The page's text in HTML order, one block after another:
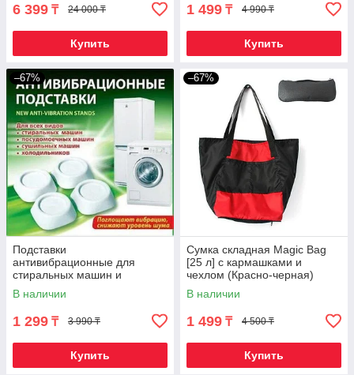
6 399 ₸ 24 000 ₸
Купить
1 499 ₸ 4 990 ₸
Купить
–67%
Подставки
антивибрационные для
стиральных машин и
холодильников [4 шт.]
В наличии
1 299 ₸ 3 990 ₸
Купить
–67%
Сумка складная Magic Bag
[25 л] с кармашками и
чехлом (Красно-черная)
В наличии
1 499 ₸ 4 500 ₸
Купить